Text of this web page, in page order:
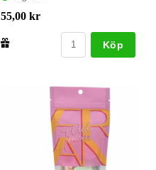
55,00 kr
Köp